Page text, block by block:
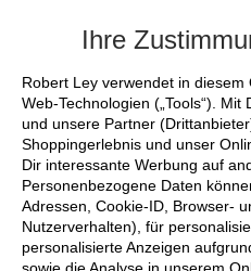
Ihre
Robert Ley verwendet in
Web-Technologien („Tools“).
und unsere Partner
Shoppingerlebnis und unser
Dir interessante Werbung auf
Personenbezogene Daten
Adressen, Cookie-ID, Browser-
Nutzerverhalten), für
personalisierte Anzeigen